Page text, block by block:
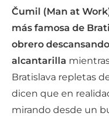
Čumil (Man at
más famosa de
obrero
alcantarilla
Bratislava repletas
dicen que en
mirando desde un